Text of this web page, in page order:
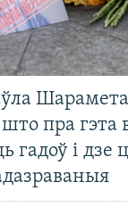
пра гэта
гадоў і дзе